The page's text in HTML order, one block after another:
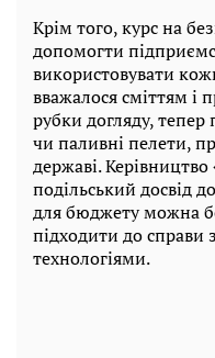
Крім того, курс на
допомогти
використовувати
вважалося сміттям і
рубки догляду, тепер
чи паливні пелети,
державі.
подільський досвід
для бюджету можна
підходити до справи
технологіями.